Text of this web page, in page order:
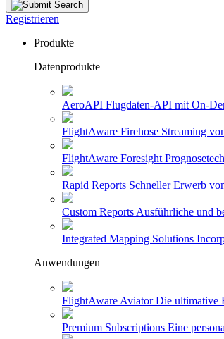
Registrieren
Produkte
Datenprodukte
AeroAPI Flugdaten-API mit On-
FlightAware Firehose Streaming
FlightAware Foresight
Rapid Reports Schneller Erwerb
Custom Reports Ausführliche und
Integrated Mapping Solutions
Anwendungen
FlightAware Aviator Die ultimative
Premium Subscriptions Eine